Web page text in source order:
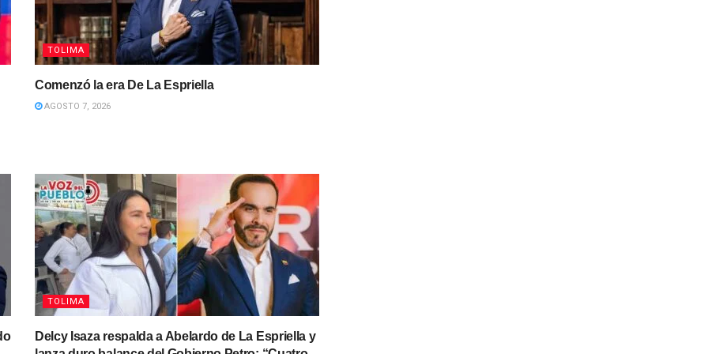
TOLIMA
Comenzó la era De La Espriella
AGOSTO 7, 2026
TOLIMA
Delcy Isaza respalda a Abelardo de La Espriella y